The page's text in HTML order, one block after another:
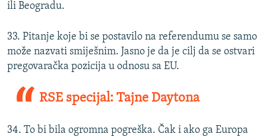
ili Beogradu.
33. Pitanje koje bi se postavilo na referendumu se samo
može nazvati smiješnim. Jasno je da je cilj da se ostvari
pregovaračka pozicija u odnosu sa EU.
RSE specijal: Tajne Daytona
34. To bi bila ogromna pogreška. Čak i ako ga Europa